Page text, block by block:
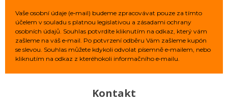
Vaše osobní údaje (e‑mail) budeme zpracovávat pouze za tímto
účelem v souladu s platnou legislativou a zásadami ochrany
osobních údajů. Souhlas potvrdíte kliknutím na odkaz, který vám
zašleme na váš e‑mail. Po potvrzení odběru Vám zašleme kupón
se slevou. Souhlas můžete kdykoli odvolat písemně e‑mailem, nebo
kliknutím na odkaz z kteréhokoli informačního e‑mailu.
Kontakt